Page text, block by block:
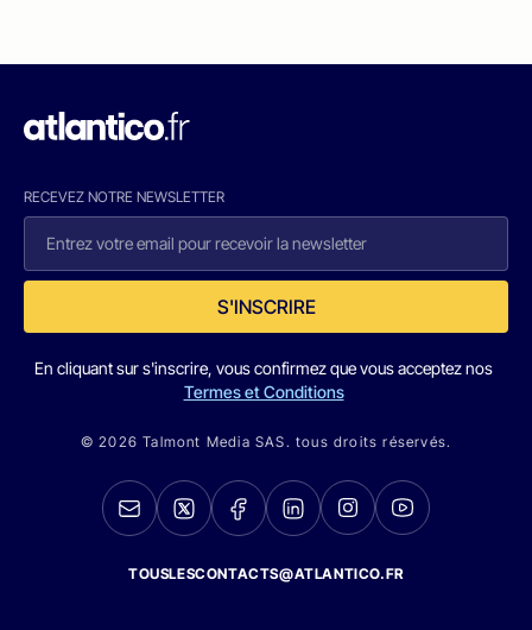
RECEVEZ NOTRE NEWSLETTER
S'INSCRIRE
En cliquant sur s'inscrire, vous confirmez que vous acceptez nos
Termes et Conditions
© 2026 Talmont Media SAS. tous droits réservés.
TOUSLESCONTACTS@ATLANTICO.FR